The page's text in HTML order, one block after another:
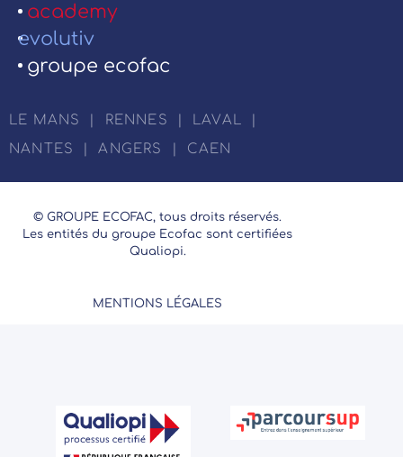
academy
evolutiv
groupe ecofac
LE MANS RENNES LAVAL
NANTES
ANGERS CAEN
© GROUPE ECOFAC, tous droits réservés.
Les entités du groupe Ecofac sont certifiées
Qualiopi.
MENTIONS LÉGALES